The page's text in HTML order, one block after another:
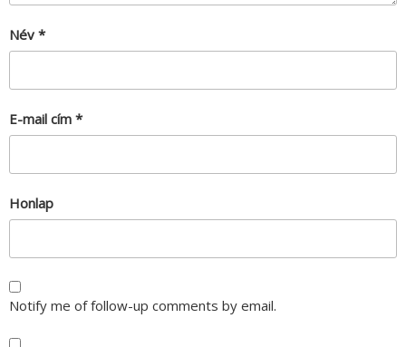
Név *
E-mail cím *
Honlap
Notify me of follow-up comments by email.